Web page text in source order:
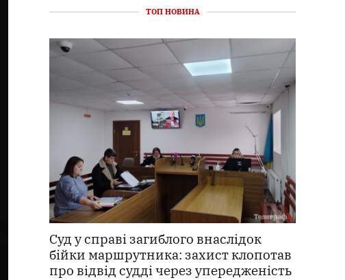
ТОП НОВИНА
Суд у справі загиблого внаслідок
бійки маршрутника: захист клопотав
про відвід судді через упередженість